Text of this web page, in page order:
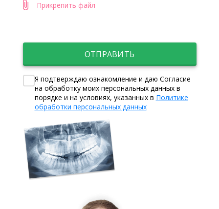
Прикрепить файл
ОТПРАВИТЬ
Я подтверждаю ознакомление и даю Согласие
на обработку моих персональных данных в
порядке и на условиях, указанных в Политике
обработки персональных данных